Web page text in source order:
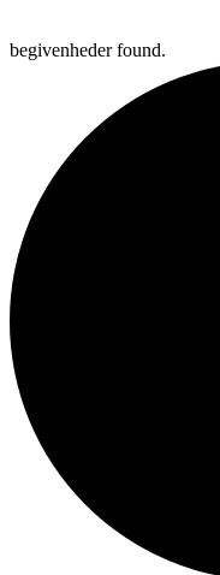
begivenheder found.